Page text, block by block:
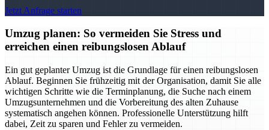
Jetzt Anfrage starten
Umzug planen: So vermeiden Sie Stress und
erreichen einen reibungslosen Ablauf
Ein gut geplanter Umzug ist die Grundlage für einen reibungslosen
Ablauf. Beginnen Sie frühzeitig mit der Organisation, damit Sie alle
wichtigen Schritte wie die Terminplanung, die Suche nach einem
Umzugsunternehmen und die Vorbereitung des alten Zuhause
systematisch angehen können. Professionelle Unterstützung hilft
dabei, Zeit zu sparen und Fehler zu vermeiden.